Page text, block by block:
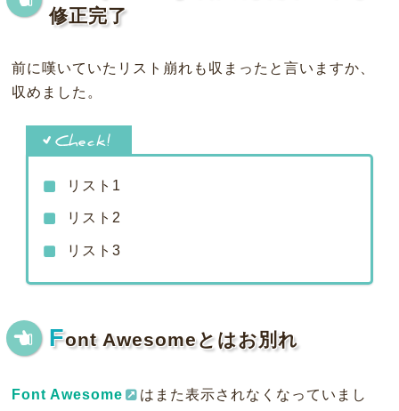
修正完了
前に嘆いていたリスト崩れも収まったと言いますか、
収めました。
リスト1
リスト2
リスト3
Font Awesomeとはお別れ
Font Awesome
はまた表示されなくなっていまし